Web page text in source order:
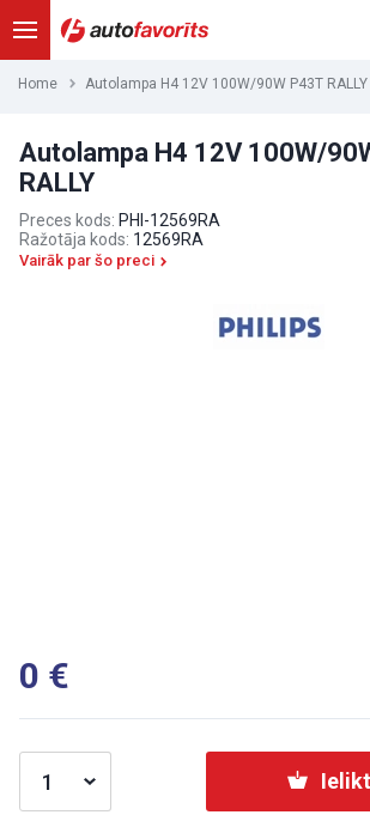
Home Autolampa H4 12V 100W/90W P43T RALLY
Autolampa H4 12V 100W/
RALLY
Preces kods: PHI-12569RA
Ražotāja kods: 12569RA
Vairāk par šo preci
0